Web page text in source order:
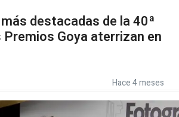
destacadas de la 40ª
Goya aterrizan en
Hace 4 meses